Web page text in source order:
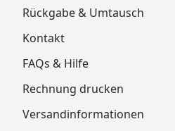
Rückgabe & Umtausch
Kontakt
FAQs & Hilfe
Rechnung drucken
Versandinformationen